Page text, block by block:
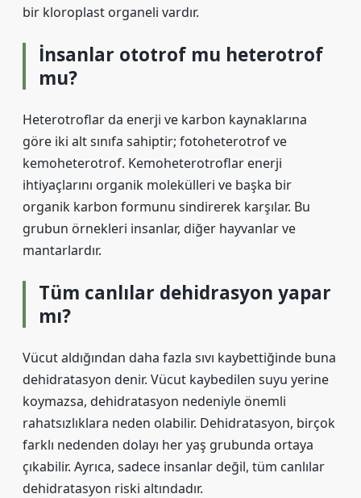
bir kloroplast organeli vardır.
İnsanlar ototrof mu heterotrof
mu?
Heterotroflar da enerji ve karbon kaynaklarına
göre iki alt sınıfa sahiptir; fotoheterotrof ve
kemoheterotrof. Kemoheterotroflar enerji
ihtiyaçlarını organik molekülleri ve başka bir
organik karbon formunu sindirerek karşılar. Bu
grubun örnekleri insanlar, diğer hayvanlar ve
mantarlardır.
Tüm canlılar dehidrasyon yapar
mı?
Vücut aldığından daha fazla sıvı kaybettiğinde buna
dehidratasyon denir. Vücut kaybedilen suyu yerine
koymazsa, dehidratasyon nedeniyle önemli
rahatsızlıklara neden olabilir. Dehidratasyon, birçok
farklı nedenden dolayı her yaş grubunda ortaya
çıkabilir. Ayrıca, sadece insanlar değil, tüm canlılar
dehidratasyon riski altındadır.